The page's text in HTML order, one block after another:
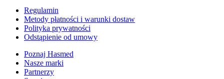
Regulamin
Metody płatności i warunki dostaw
Polityka prywatności
Odstąpienie od umowy
Poznaj Hasmed
Nasze marki
Partnerzy